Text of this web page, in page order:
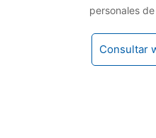
personales
Consultar